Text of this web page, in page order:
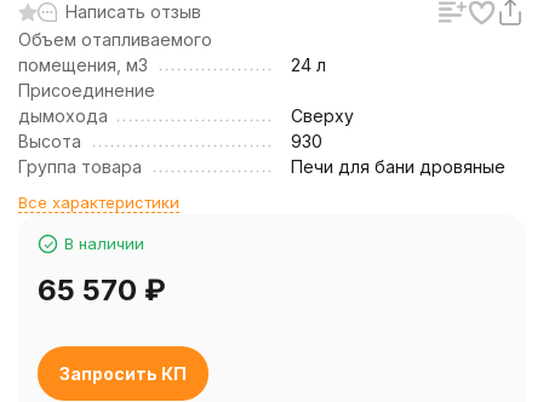
Написать отзыв
Объем отапливаемого
помещения, м3
24 л
Присоединение
дымохода
Сверху
Высота
930
Группа товара
Печи для бани дровяные
Все характеристики
В наличии
65 570 ₽
Запросить КП